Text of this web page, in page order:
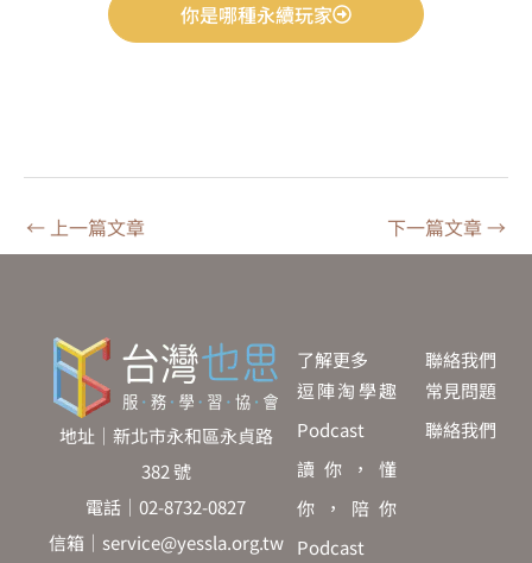
你是哪種永續玩家
← 上一篇文章 下一篇文章 →
了解更多
逗陣淘學趣
Podcast
讀你，懂
你，陪你
Podcast
地址｜新北市永和區永貞路
382 號
電話｜02-8732-0827
信箱｜service@yessla.org.tw
聯絡我們
常見問題
聯絡我們